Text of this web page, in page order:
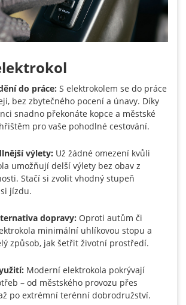
do práce: S elektrokolem se do práce
bez zbytečného pocení a únavy. Díky
snadno překonáte kopce a městské
pro vaše pohodlné cestování.
výlety: Už žádné omezení kvůli
umožňují delší výlety bez obav z
Stačí si zvolit vhodný stupeň
jízdu.
dopravy: Oproti autům či
minimální uhlíkovou stopu a
způsob, jak šetřit životní prostředí.
Moderní elektrokola pokrývají
– od městského provozu přes
po extrémní terénní dobrodružství.